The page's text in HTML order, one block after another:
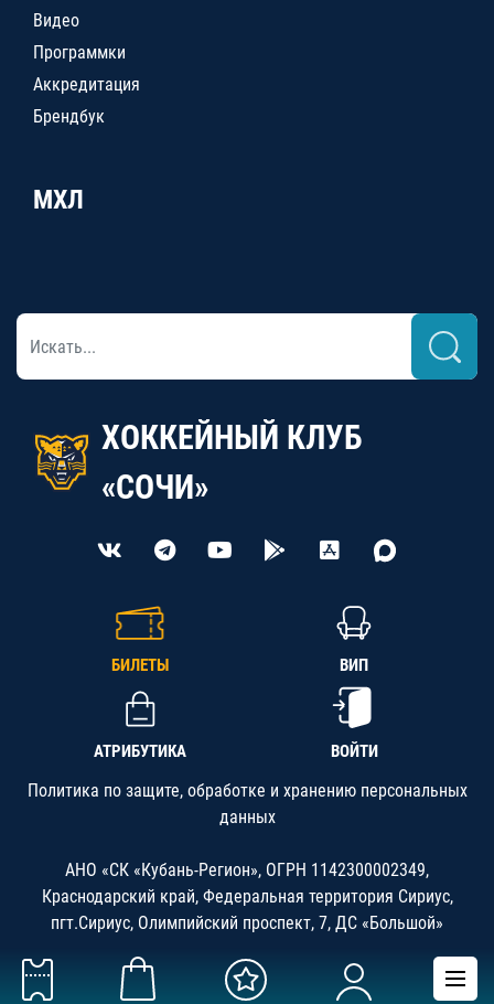
Видео
Программки
Аккредитация
Брендбук
МХЛ
ХОККЕЙНЫЙ КЛУБ
«СОЧИ»
БИЛЕТЫ ВИП
АТРИБУТИКА ВОЙТИ
Политика по защите, обработке и хранению персональных
данных
АНО «СК «Кубань-Регион», ОГРН 1142300002349,
Краснодарский край, Федеральная территория Сириус,
пгт.Сириус, Олимпийский проспект, 7, ДС «Большой»